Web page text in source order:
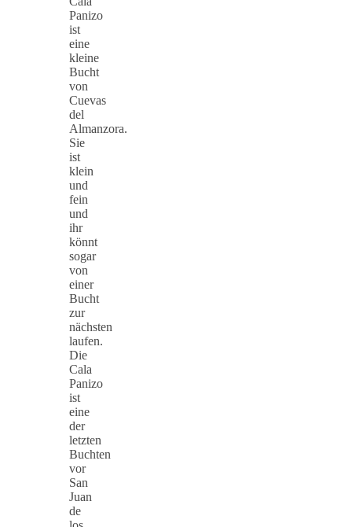
Panizo
ist
eine
kleine
Bucht
von
Cuevas
del
Almanzora.
Sie
ist
klein
und
fein
und
ihr
könnt
sogar
von
einer
Bucht
zur
nächsten
laufen.
Die
Cala
Panizo
ist
eine
der
letzten
Buchten
vor
San
Juan
de